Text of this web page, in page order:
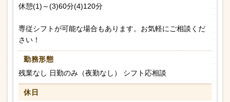
休憩(1)～(3)60分(4)120分
専従シフトが可能な場合もあります。お気軽にご相談くだ
さい！
勤務形態
残業なし 日勤のみ（夜勤なし） シフト応相談
休日